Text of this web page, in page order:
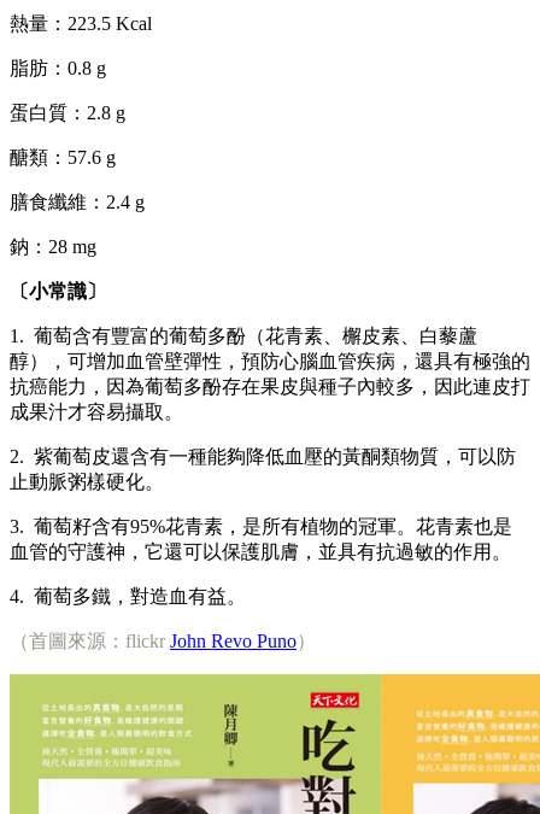
熱量：223.5 Kcal
脂肪：0.8 g
蛋白質：2.8 g
醣類：57.6 g
膳食纖維：2.4 g
鈉：28 mg
〔小常識〕
1. 葡萄含有豐富的葡萄多酚（花青素、檞皮素、白藜蘆
醇），可增加血管壁彈性，預防心腦血管疾病，還具有極強的
抗癌能力，因為葡萄多酚存在果皮與種子內較多，因此連皮打
成果汁才容易攝取。
2. 紫葡萄皮還含有一種能夠降低血壓的黃酮類物質，可以防
止動脈粥樣硬化。
3. 葡萄籽含有95%花青素，是所有植物的冠軍。花青素也是
血管的守護神，它還可以保護肌膚，並具有抗過敏的作用。
4. 葡萄多鐵，對造血有益。
（首圖來源：flickr John Revo Puno）